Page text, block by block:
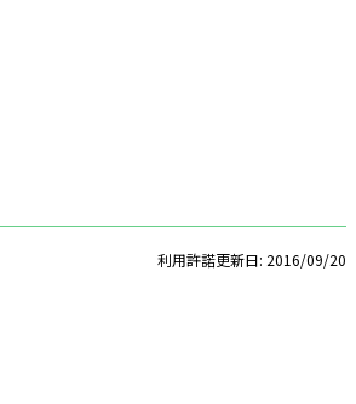
利用許諾更新日: 2016/09/20